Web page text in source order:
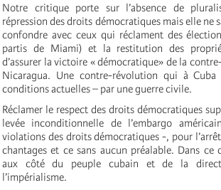
Notre critique porte sur l’absence de
répression des droits démocratiques mais elle ne
confondre avec ceux qui réclament des
partis de Miami) et la restitution des
d’assurer la victoire « démocratique» de la
Nicaragua. Une contre-révolution qui à
conditions actuelles – par une guerre civile.
Réclamer le respect des droits démocratiques
levée inconditionnelle de l’embargo
violations des droits démocratiques -, pour
chantages et ce sans aucun préalable. Dans ce
aux côté du peuple cubain et de la
l’impérialisme.